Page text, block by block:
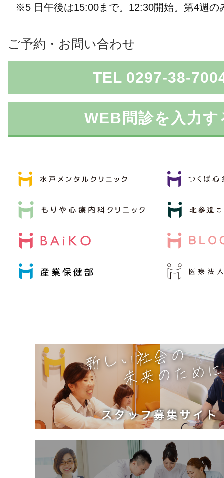
※5 日午後は15:00まで。12:30開始。第4週の
ご予約・お問い合わせ
TEL 0297-38-
WEB問診を入力す